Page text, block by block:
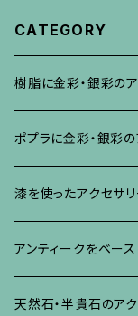
CATEGORY
樹脂に金彩・銀彩の
ブローチ
イヤリング・ピアス
ネックレス、その他
ポプラに金彩・銀彩
ブローチ
イヤリング、ピアス
ネックレス、ペンダン
漆を使ったアクセサ
ブローチ
イヤリング・ピアス
アンティークをベー
ブローチ
天然石・半貴石のア